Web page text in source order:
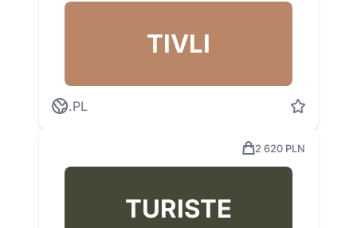
TIVLI
.PL
2 620 PLN
TURISTE